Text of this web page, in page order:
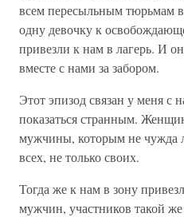
всем пересыльным тюрьмам
одну девочку к
привезли к нам в лагерь. И
вместе с нами за забором.
Этот эпизод связан у меня с
показаться странным.
мужчины, которым не чужда
всех, не только своих.
Тогда же к нам в зону
мужчин, участников такой